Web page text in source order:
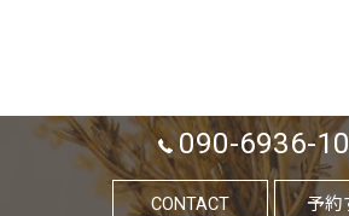
090-6936-
CONTACT 予約